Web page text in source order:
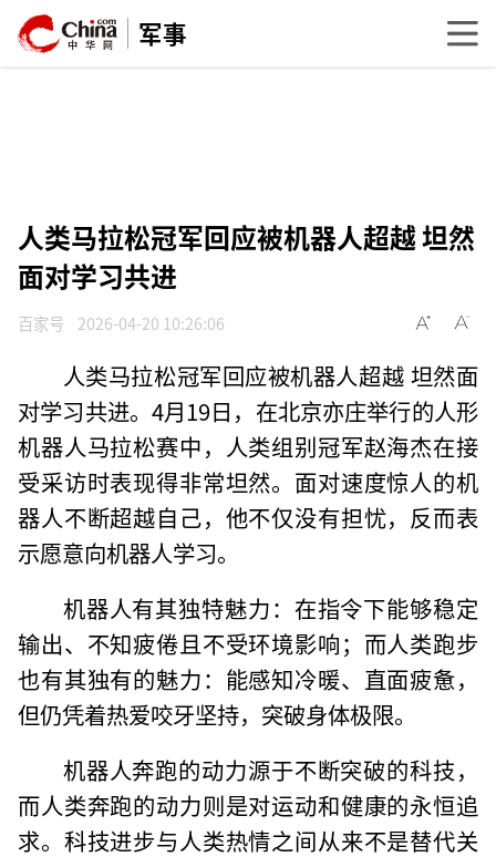
军事
人类马拉松冠军回应被机器人超越 坦然
面对学习共进
百家号 2026-04-20 10:26:06
人类马拉松冠军回应被机器人超越 坦然面
对学习共进。4月19日，在北京亦庄举行的人形
机器人马拉松赛中，人类组别冠军赵海杰在接
受采访时表现得非常坦然。面对速度惊人的机
器人不断超越自己，他不仅没有担忧，反而表
示愿意向机器人学习。
机器人有其独特魅力：在指令下能够稳定
输出、不知疲倦且不受环境影响；而人类跑步
也有其独有的魅力：能感知冷暖、直面疲惫，
但仍凭着热爱咬牙坚持，突破身体极限。
机器人奔跑的动力源于不断突破的科技，
而人类奔跑的动力则是对运动和健康的永恒追
求。科技进步与人类热情之间从来不是替代关